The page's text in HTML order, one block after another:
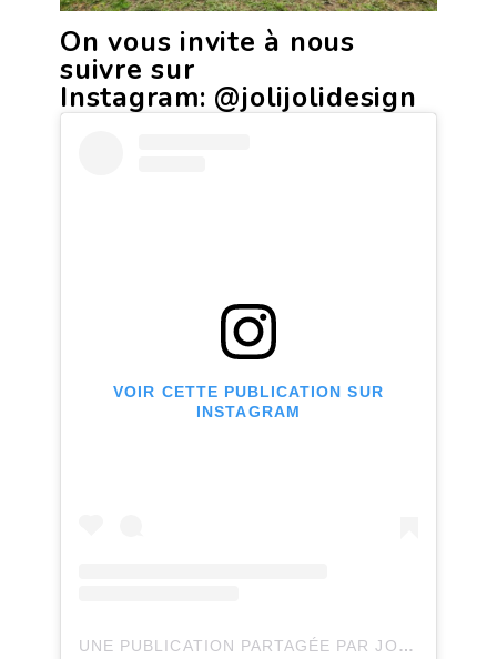
On vous invite à nous
suivre sur
Instagram: @jolijolidesign
VOIR CETTE PUBLICATION SUR
INSTAGRAM
UNE PUBLICATION PARTAGÉE PAR JOLI JOLI DESIGN (@JOLIJOLIDESIGN)